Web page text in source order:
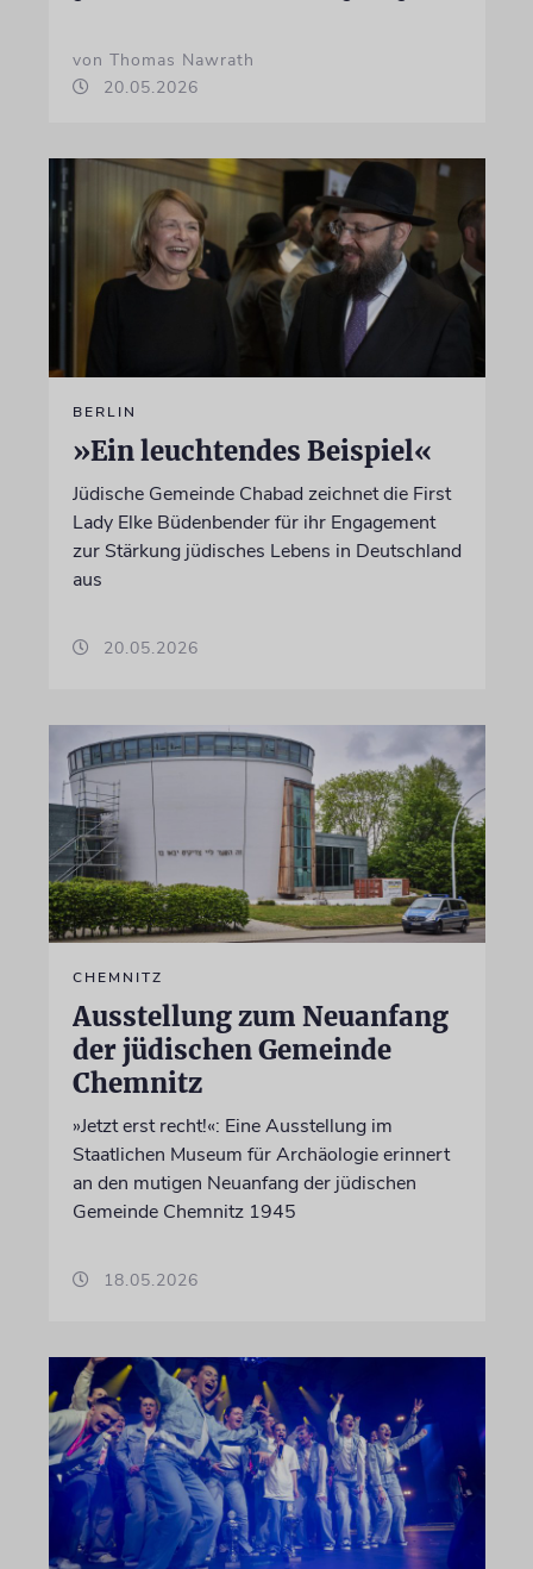
von Thomas Nawrath
20.05.2026
BERLIN
»Ein leuchtendes Beispiel«
Jüdische Gemeinde Chabad zeichnet die First
Lady Elke Büdenbender für ihr Engagement
zur Stärkung jüdisches Lebens in Deutschland
aus
20.05.2026
CHEMNITZ
Ausstellung zum Neuanfang
der jüdischen Gemeinde
Chemnitz
»Jetzt erst recht!«: Eine Ausstellung im
Staatlichen Museum für Archäologie erinnert
an den mutigen Neuanfang der jüdischen
Gemeinde Chemnitz 1945
18.05.2026